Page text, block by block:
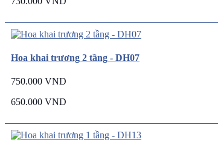
Hoa khai trương 2 tầng - DH07
750.000 VND
650.000 VND